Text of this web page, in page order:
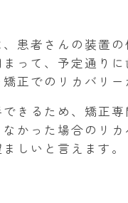
患者さんの装置
って、予定通りに
正でのリカバリー
きるため、矯正
かった場合のリ
しいと言えます。